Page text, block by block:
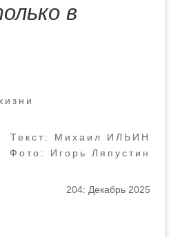
в
Текст: Михаил ИЛЬИН
Фото: Игорь Ляпустин
204: Декабрь 2025